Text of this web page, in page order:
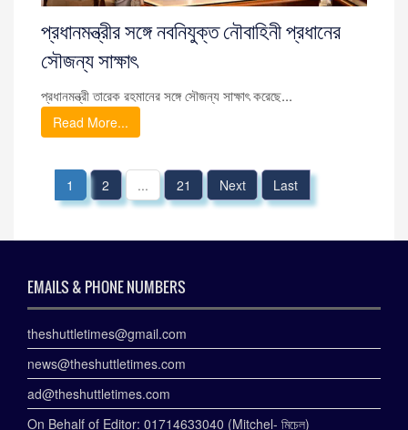
প্রধানমন্ত্রীর সঙ্গে নবনিযুক্ত নৌবাহিনী প্রধানের
সৌজন্য সাক্ষাৎ
প্রধানমন্ত্রী তারেক রহমানের সঙ্গে সৌজন্য সাক্ষাৎ করেছে...
Read More...
1 2 ... 21 Next Last
EMAILS & PHONE NUMBERS
theshuttletimes@gmail.com
news@theshuttletimes.com
ad@theshuttletimes.com
On Behalf of Editor: 01714633040 (Mitchel- মিচেল)